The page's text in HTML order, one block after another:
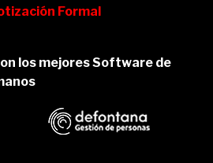
Formal
los mejores Software de